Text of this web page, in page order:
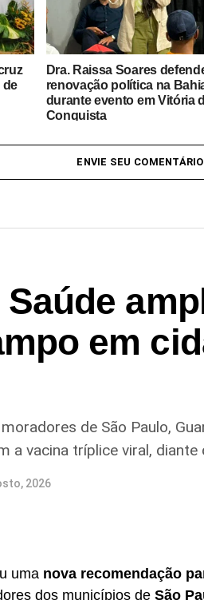
de
Dra. Raissa Soares
renovação política na
durante evento em Vitória
Conquista
ENVIE SEU COMENTÁRIO
em
de São Paulo,
a vacina tríplice viral,
2026
uma nova recomendação
dos municípios de São